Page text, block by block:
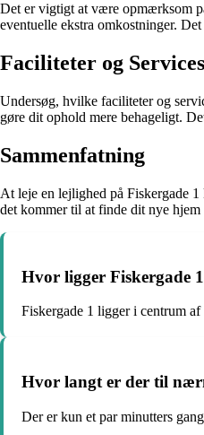
Det er vigtigt at være opmærksom
eventuelle ekstra omkostninger.
Faciliteter og Services
Undersøg, hvilke faciliteter og
gøre dit ophold mere behageligt.
Sammenfatning
At leje en lejlighed på Fiskergade
det kommer til at finde dit nye hjem
Hvor ligger Fiskergade
Fiskergade 1 ligger i centrum af
Hvor langt er der til
Der er kun et par minutters